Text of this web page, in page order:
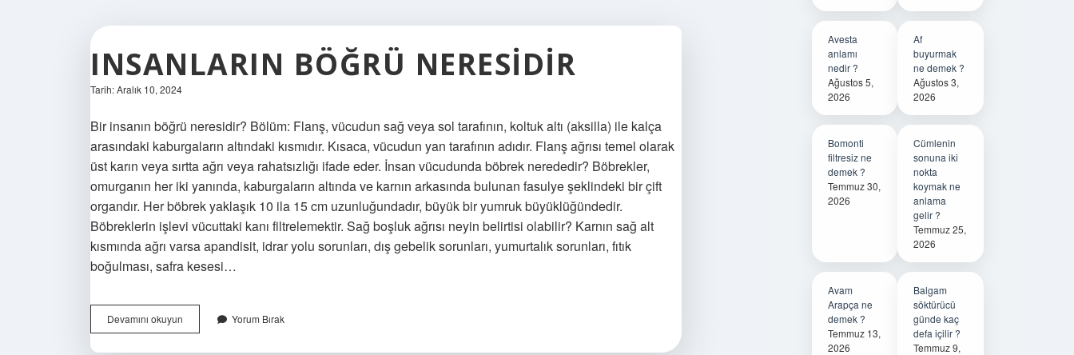
INSANLARIN BÖĞRÜ NERESIDIR
Tarih: Aralık 10, 2024
Bir insanın böğrü neresidir? Bölüm: Flanş, vücudun sağ veya sol tarafının, koltuk altı (aksilla) ile kalça
arasındaki kaburgaların altındaki kısmıdır. Kısaca, vücudun yan tarafının adıdır. Flanş ağrısı temel olarak
üst karın veya sırtta ağrı veya rahatsızlığı ifade eder. İnsan vücudunda böbrek nerededir? Böbrekler,
omurganın her iki yanında, kaburgaların altında ve karnın arkasında bulunan fasulye şeklindeki bir çift
organdır. Her böbrek yaklaşık 10 ila 15 cm uzunluğundadır, büyük bir yumruk büyüklüğündedir.
Böbreklerin işlevi vücuttaki kanı filtrelemektir. Sağ boşluk ağrısı neyin belirtisi olabilir? Karnın sağ alt
kısmında ağrı varsa apandisit, idrar yolu sorunları, dış gebelik sorunları, yumurtalık sorunları, fıtık
boğulması, safra kesesi…
Devamını okuyun Insanların
Böğrü
Yorum Bırak
Avesta
anlamı
nedir ?
Ağustos 5,
2026
Af
buyurmak
ne demek ?
Ağustos 3,
2026
Bomonti
filtresiz ne
demek ?
Temmuz 30,
2026
Cümlenin
sonuna iki
nokta
koymak ne
anlama
gelir ?
Temmuz 25,
2026
Avam
Arapça ne
demek ?
Temmuz 13,
2026
Balgam
söktürücü
günde kaç
defa içilir ?
Temmuz 9,